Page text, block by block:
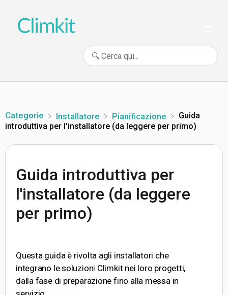
Categorie ​Installatore ​Pianificazione
Guida
introduttiva per l'installatore (da leggere per primo)
Guida introduttiva per
l'installatore (da leggere
per primo)
Questa guida è rivolta agli installatori che
integrano le soluzioni Climkit nei loro progetti,
dalla fase di preparazione fino alla messa in